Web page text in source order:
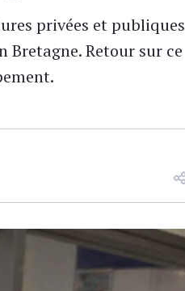
privées et publiques
Retour sur ce